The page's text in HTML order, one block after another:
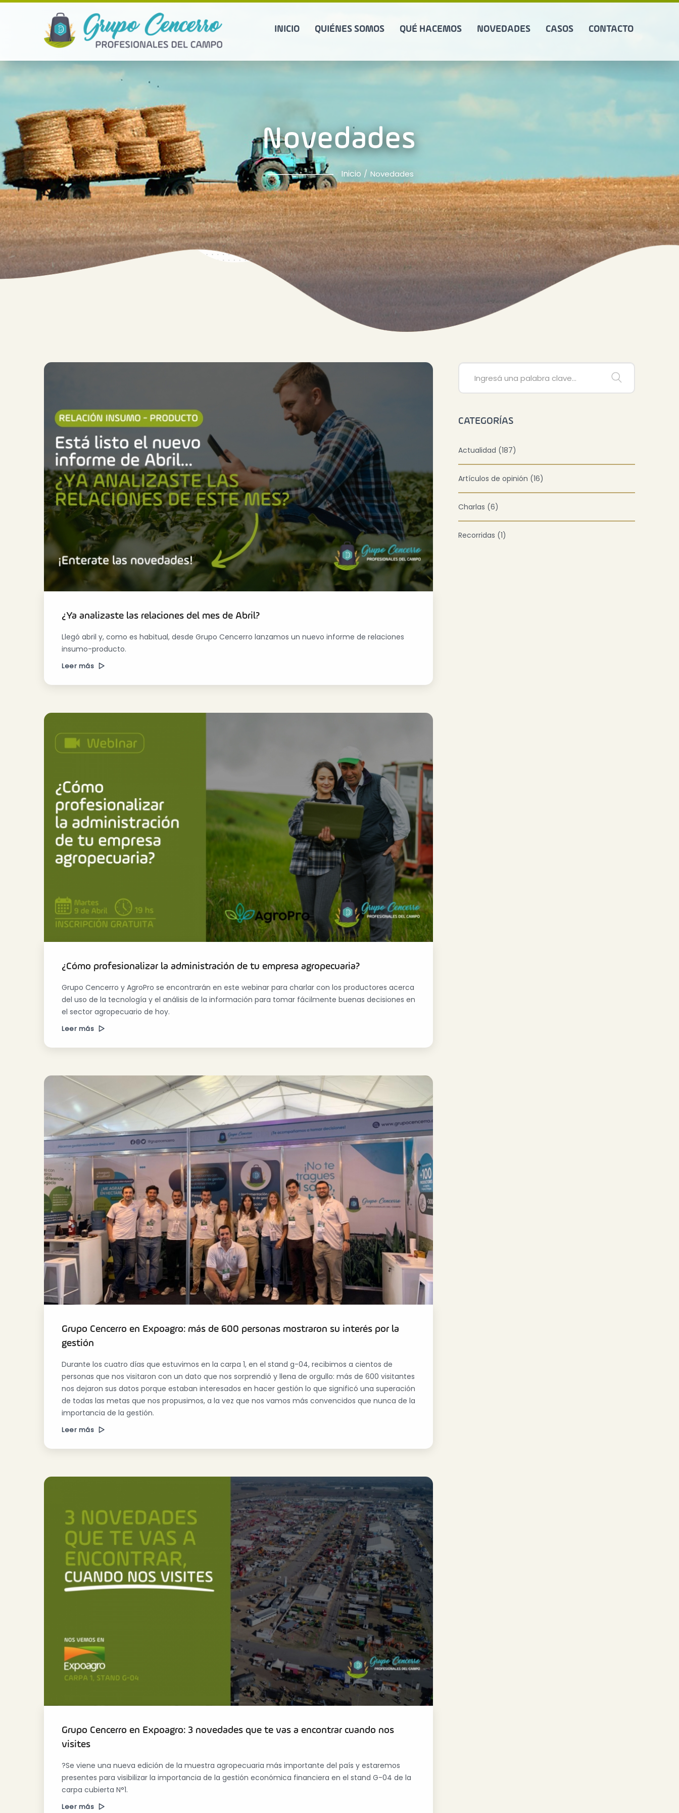
INICIO QUIÉNES SOMOS QUÉ HACEMOS NOVEDADES CASOS CONTACTO
Novedades
Inicio Novedades
¿Ya analizaste las relaciones del mes de Abril?
Llegó abril y, como es habitual, desde Grupo Cencerro lanzamos un nuevo informe de relaciones
insumo-producto.
Leer más
¿Cómo profesionalizar la administración de tu empresa agropecuaria?
Grupo Cencerro y AgroPro se encontrarán en este webinar para charlar con los productores acerca
del uso de la tecnología y el análisis de la información para tomar fácilmente buenas decisiones en
el sector agropecuario de hoy.
Leer más
Grupo Cencerro en Expoagro: más de 600 personas mostraron su interés por la
gestión
Durante los cuatro días que estuvimos en la carpa 1, en el stand g-04, recibimos a cientos de
personas que nos visitaron con un dato que nos sorprendió y llena de orgullo: más de 600 visitantes
nos dejaron sus datos porque estaban interesados en hacer gestión lo que significó una superación
de todas las metas que nos propusimos, a la vez que nos vamos más convencidos que nunca de la
importancia de la gestión.
Leer más
Grupo Cencerro en Expoagro: 3 novedades que te vas a encontrar cuando nos
visites
?Se viene una nueva edición de la muestra agropecuaria más importante del país y estaremos
presentes para visibilizar la importancia de la gestión económica financiera en el stand G-04 de la
carpa cubierta N°1.
Leer más
CATEGORÍAS
Actualidad (187)
Artículos de opinión (16)
Charlas (6)
Recorridas (1)